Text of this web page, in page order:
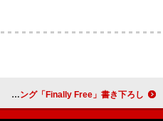
山下達郎、松山ケンイチ出演のサントリー「オールフリー」新CMソング「Finally Free」書き下ろし